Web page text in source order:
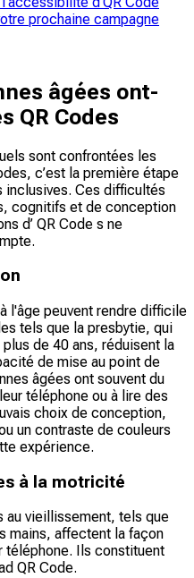
prochaine campagne
âgées ont-
QR Codes
sont confrontées les
c’est la première étape
inclusives. Ces difficultés
cognitifs et de conception
d’ QR Code s ne
l'âge peuvent rendre difficile
tels que la presbytie, qui
de 40 ans, réduisent la
de mise au point de
âgées ont souvent du
téléphone ou à lire des
choix de conception,
un contraste de couleurs
expérience.
à la motricité
au vieillissement, tels que
mains, affectent la façon
téléphone. Ils constituent
QR Code.